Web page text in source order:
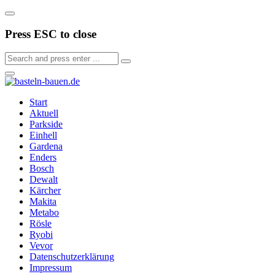
Press ESC to close
Start
Aktuell
Parkside
Einhell
Gardena
Enders
Bosch
Dewalt
Kärcher
Makita
Metabo
Rösle
Ryobi
Vevor
Datenschutzerklärung
Impressum